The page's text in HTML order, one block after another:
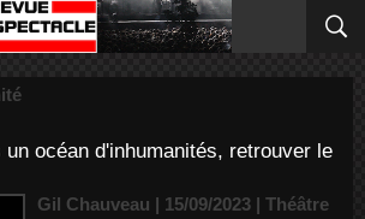
océan d'inhumanités, retrouver le
Gil Chauveau | 15/09/2023 | Théâtre